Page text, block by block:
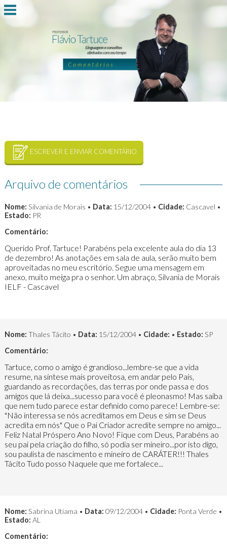
ESCREVER E ENVIAR COMENTÁRIO
Arquivo de comentários
Nome: Silvania de Morais • Data: 15/12/2004 • Cidade: Cascavel •
Estado: PR
Comentário:
Querido Prof. Tartuce! Parabéns pela excelente aula do dia 13
de dezembro! As anotações em sala de aula, serão muito bem
aproveitadas no meu escritório. Segue uma mensagem em
anexo, muito meiga pra o senhor. Um abraço, Silvania de Morais
IELF - Cascavel
Nome: Thales Tácito • Data: 15/12/2004 • Cidade: • Estado: SP
Comentário:
Tartuce, como o amigo é grandioso...lembre-se que a vida
resume, na síntese mais proveitosa, em andar pelo País,
guardando as recordações, das terras por onde passa e dos
amigos que lá deixa...sucesso para você é pleonasmo! Mas saiba
que nem tudo parece estar definido como parece! Lembre-se:
"Não interessa se nós acreditamos em Deus e sim se Deus
acredita em nós" Que o Pai Criador acredite sempre no amigo...
Feliz Natal Próspero Ano Novo! Fique com Deus, Parabéns ao
seu pai pela criação do filho, só podia ser mineiro...por isto digo,
sou paulista de nascimento e mineiro de CARÁTER!!! Thales
Tácito Tudo posso Naquele que me fortalece...
Nome: Sabrina Utiama • Data: 09/12/2004 • Cidade: Ponta Verde •
Estado: AL
Comentário: